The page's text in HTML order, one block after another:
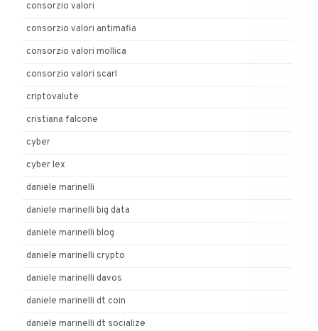
consorzio valori
consorzio valori antimafia
consorzio valori mollica
consorzio valori scarl
criptovalute
cristiana falcone
cyber
cyber lex
daniele marinelli
daniele marinelli big data
daniele marinelli blog
daniele marinelli crypto
daniele marinelli davos
daniele marinelli dt coin
daniele marinelli dt socialize